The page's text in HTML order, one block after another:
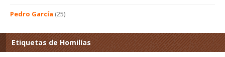
Pedro García (25)
Etiquetas de Homilías